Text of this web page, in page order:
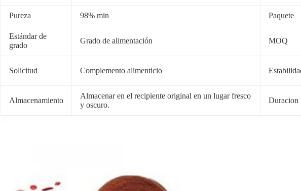
Pureza 98% min Paquete
Estándar de
grado
Grado de alimentación MOQ
Solicitud Complemento alimenticio
Almacenamiento
Almacenar en el recipiente original en un lugar fresco
y oscuro.
Duracion